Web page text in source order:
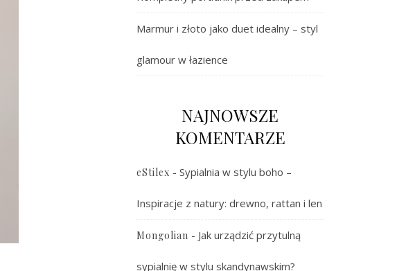
Marmur i złoto jako duet idealny – styl
glamour w łazience
NAJNOWSZE
KOMENTARZE
eStilex - Sypialnia w stylu boho –
Inspiracje z natury: drewno, rattan i len
Mongolian - Jak urządzić przytulną
sypialnię w stylu skandynawskim?